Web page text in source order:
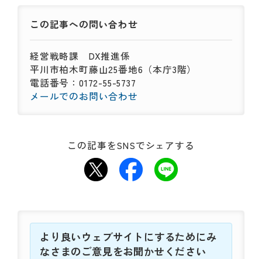
この記事への問い合わせ
経営戦略課 DX推進係
平川市柏木町藤山25番地6（本庁3階）
電話番号：0172-55-5737
メールでのお問い合わせ
この記事をSNSでシェアする
より良いウェブサイトにするためにみ
なさまのご意見をお聞かせください